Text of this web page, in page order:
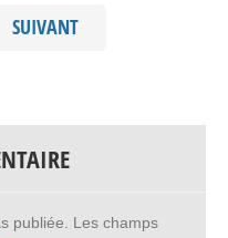
SUIVANT
publiée.
Les champs